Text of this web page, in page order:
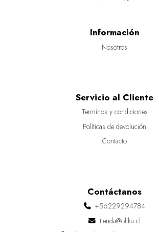
Información
Nosotros
Servicio al Cliente
Terminos y condiciones
Políticas de devolución
Contacto
Contáctanos
+56229294784
tienda@olika.cl